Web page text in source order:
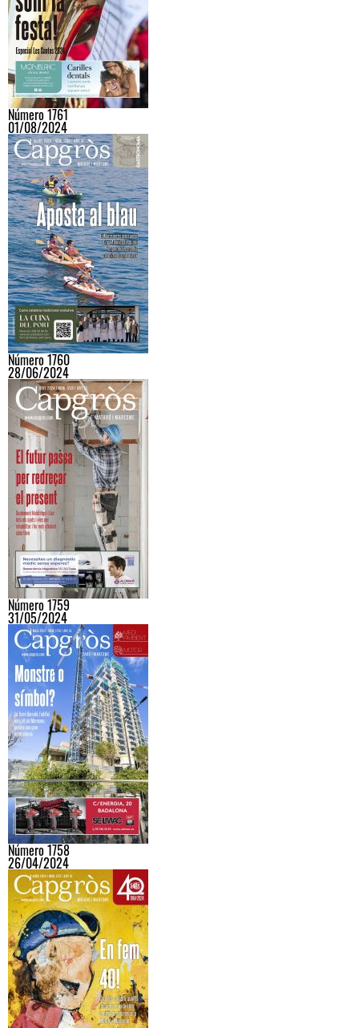
Número 1761
01/08/2024
Número 1760
28/06/2024
Número 1759
31/05/2024
Número 1758
26/04/2024